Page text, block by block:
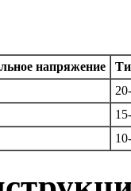
напряжение